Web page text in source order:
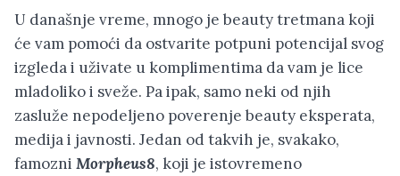
U današnje vreme, mnogo je beauty tretmana koji
će vam pomoći da ostvarite potpuni potencijal svog
izgleda i uživate u komplimentima da vam je lice
mladoliko i sveže. Pa ipak, samo neki od njih
zasluže nepodeljeno poverenje beauty eksperata,
medija i javnosti. Jedan od takvih je, svakako,
famozni Morpheus8, koji je istovremeno